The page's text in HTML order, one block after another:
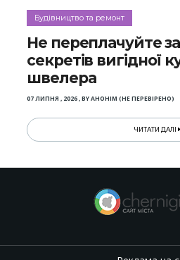
Будівництво та ремонт
Не переплачуйте
секретів вигідної
швелера
07 ЛИПНЯ , 2026,BYАНОНІМ (НЕ ПЕРЕВІРЕНО)
ЧИТАТИ ДАЛІ